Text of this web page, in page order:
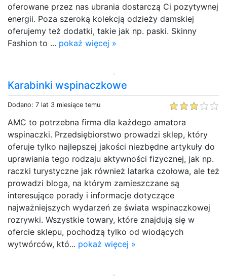
oferowane przez nas ubrania dostarczą Ci pozytywnej
energii. Poza szeroką kolekcją odzieży damskiej
oferujemy też dodatki, takie jak np. paski. Skinny
Fashion to ... pokaż więcej »
Karabinki wspinaczkowe
Dodano: 7 lat 3 miesiące temu
AMC to potrzebna firma dla każdego amatora
wspinaczki. Przedsiębiorstwo prowadzi sklep, który
oferuje tylko najlepszej jakości niezbędne artykuły do
uprawiania tego rodzaju aktywności fizycznej, jak np.
raczki turystyczne jak również latarka czołowa, ale też
prowadzi bloga, na którym zamieszczane są
interesujące porady i informacje dotyczące
najważniejszych wydarzeń ze świata wspinaczkowej
rozrywki. Wszystkie towary, które znajdują się w
ofercie sklepu, pochodzą tylko od wiodących
wytwórców, któ... pokaż więcej »